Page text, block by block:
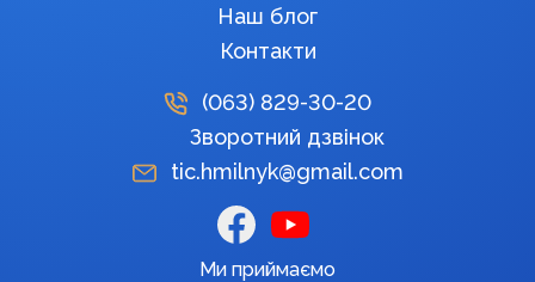
Наш блог
Контакти
(063) 829-30-20
Зворотний дзвінок
tic.hmilnyk@gmail.com
Ми приймаємо